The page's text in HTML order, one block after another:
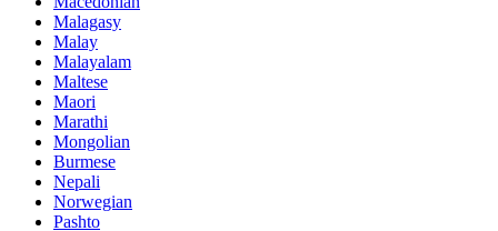
Malagasy
Malay
Malayalam
Maltese
Maori
Marathi
Mongolian
Burmese
Nepali
Norwegian
Pashto